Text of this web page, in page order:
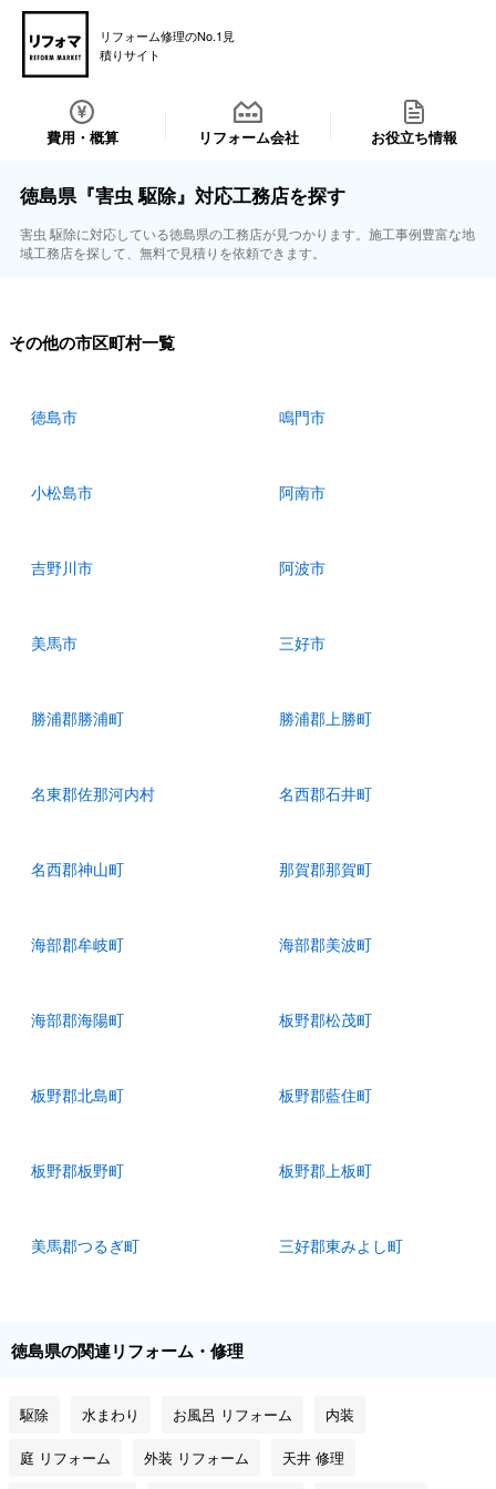
リフォーム修理のNo.1見
積りサイト
費用・概算 リフォーム会社 お役立ち情報
徳島県『害虫 駆除』対応工務店を探す
害虫 駆除に対応している徳島県の工務店が見つかります。施工事例豊富な地
域工務店を探して、無料で見積りを依頼できます。
その他の市区町村一覧
徳島市 鳴門市
小松島市 阿南市
吉野川市 阿波市
美馬市 三好市
勝浦郡勝浦町 勝浦郡上勝町
名東郡佐那河内村 名西郡石井町
名西郡神山町 那賀郡那賀町
海部郡牟岐町 海部郡美波町
海部郡海陽町 板野郡松茂町
板野郡北島町 板野郡藍住町
板野郡板野町 板野郡上板町
美馬郡つるぎ町 三好郡東みよし町
徳島県の関連リフォーム・修理
駆除 水まわり お風呂 リフォーム 内装
庭 リフォーム 外装 リフォーム 天井 修理